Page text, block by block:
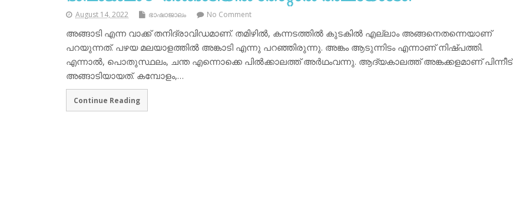
August 14, 2022 ഭാഷാജാലം No Comment
അങ്ങാടി എന്ന വാക്ക് തനിദ്രാവിഡമാണ്. തമിഴില്‍, കന്നടത്തില്‍ കുടകില്‍ എല്ലാം അങ്ങനെതന്നെയാണ്
പറയുന്നത്. പഴയ മലയാളത്തില്‍ അങ്കാടി എന്നു പറഞ്ഞിരുന്നു. അങ്കം ആടുന്നിടം എന്നാണ് നിഷ്പത്തി.
എന്നാല്‍, പൊതുസ്ഥലം, ചന്ത എന്നൊക്കെ പില്‍ക്കാലത്ത് അര്‍ഥംവന്നു. ആദ്യകാലത്ത് അങ്കക്കളമാണ് പിന്നീട്
അങ്ങാടിയായത്. കമ്പോളം,…
Continue Reading